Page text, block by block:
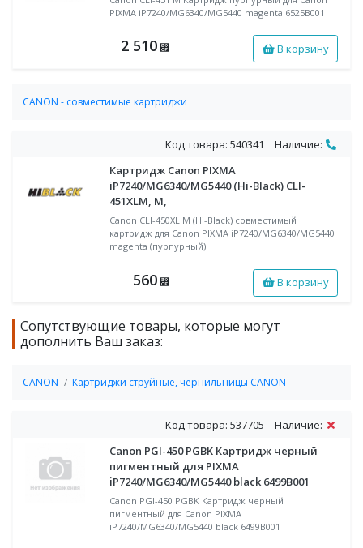
PIXMA iP7240/MG6340/MG5440 magenta 6525B001
2 510 ⃏ В корзину
CANON - совместимые картриджи
Код товара: 540341
Наличие:
Картридж Canon PIXMA
iP7240/MG6340/MG5440 (Hi-Black) CLI-
451XLM, M,
Canon CLI-450XL M (Hi-Black) совместимый
картридж для Canon PIXMA iP7240/MG6340/MG5440
magenta (пурпурный)
560 ⃏ В корзину
Сопутствующие товары, которые могут
дополнить Ваш заказ:
CANON Картриджи струйные, чернильницы CANON
Код товара: 537705
Наличие:
Canon PGI-450 PGBK Картридж черный
пигментный для PIXMA
iP7240/MG6340/MG5440 black 6499B001
Canon PGI-450 PGBK Картридж черный
пигментный для Canon PIXMA
iP7240/MG6340/MG5440 black 6499B001